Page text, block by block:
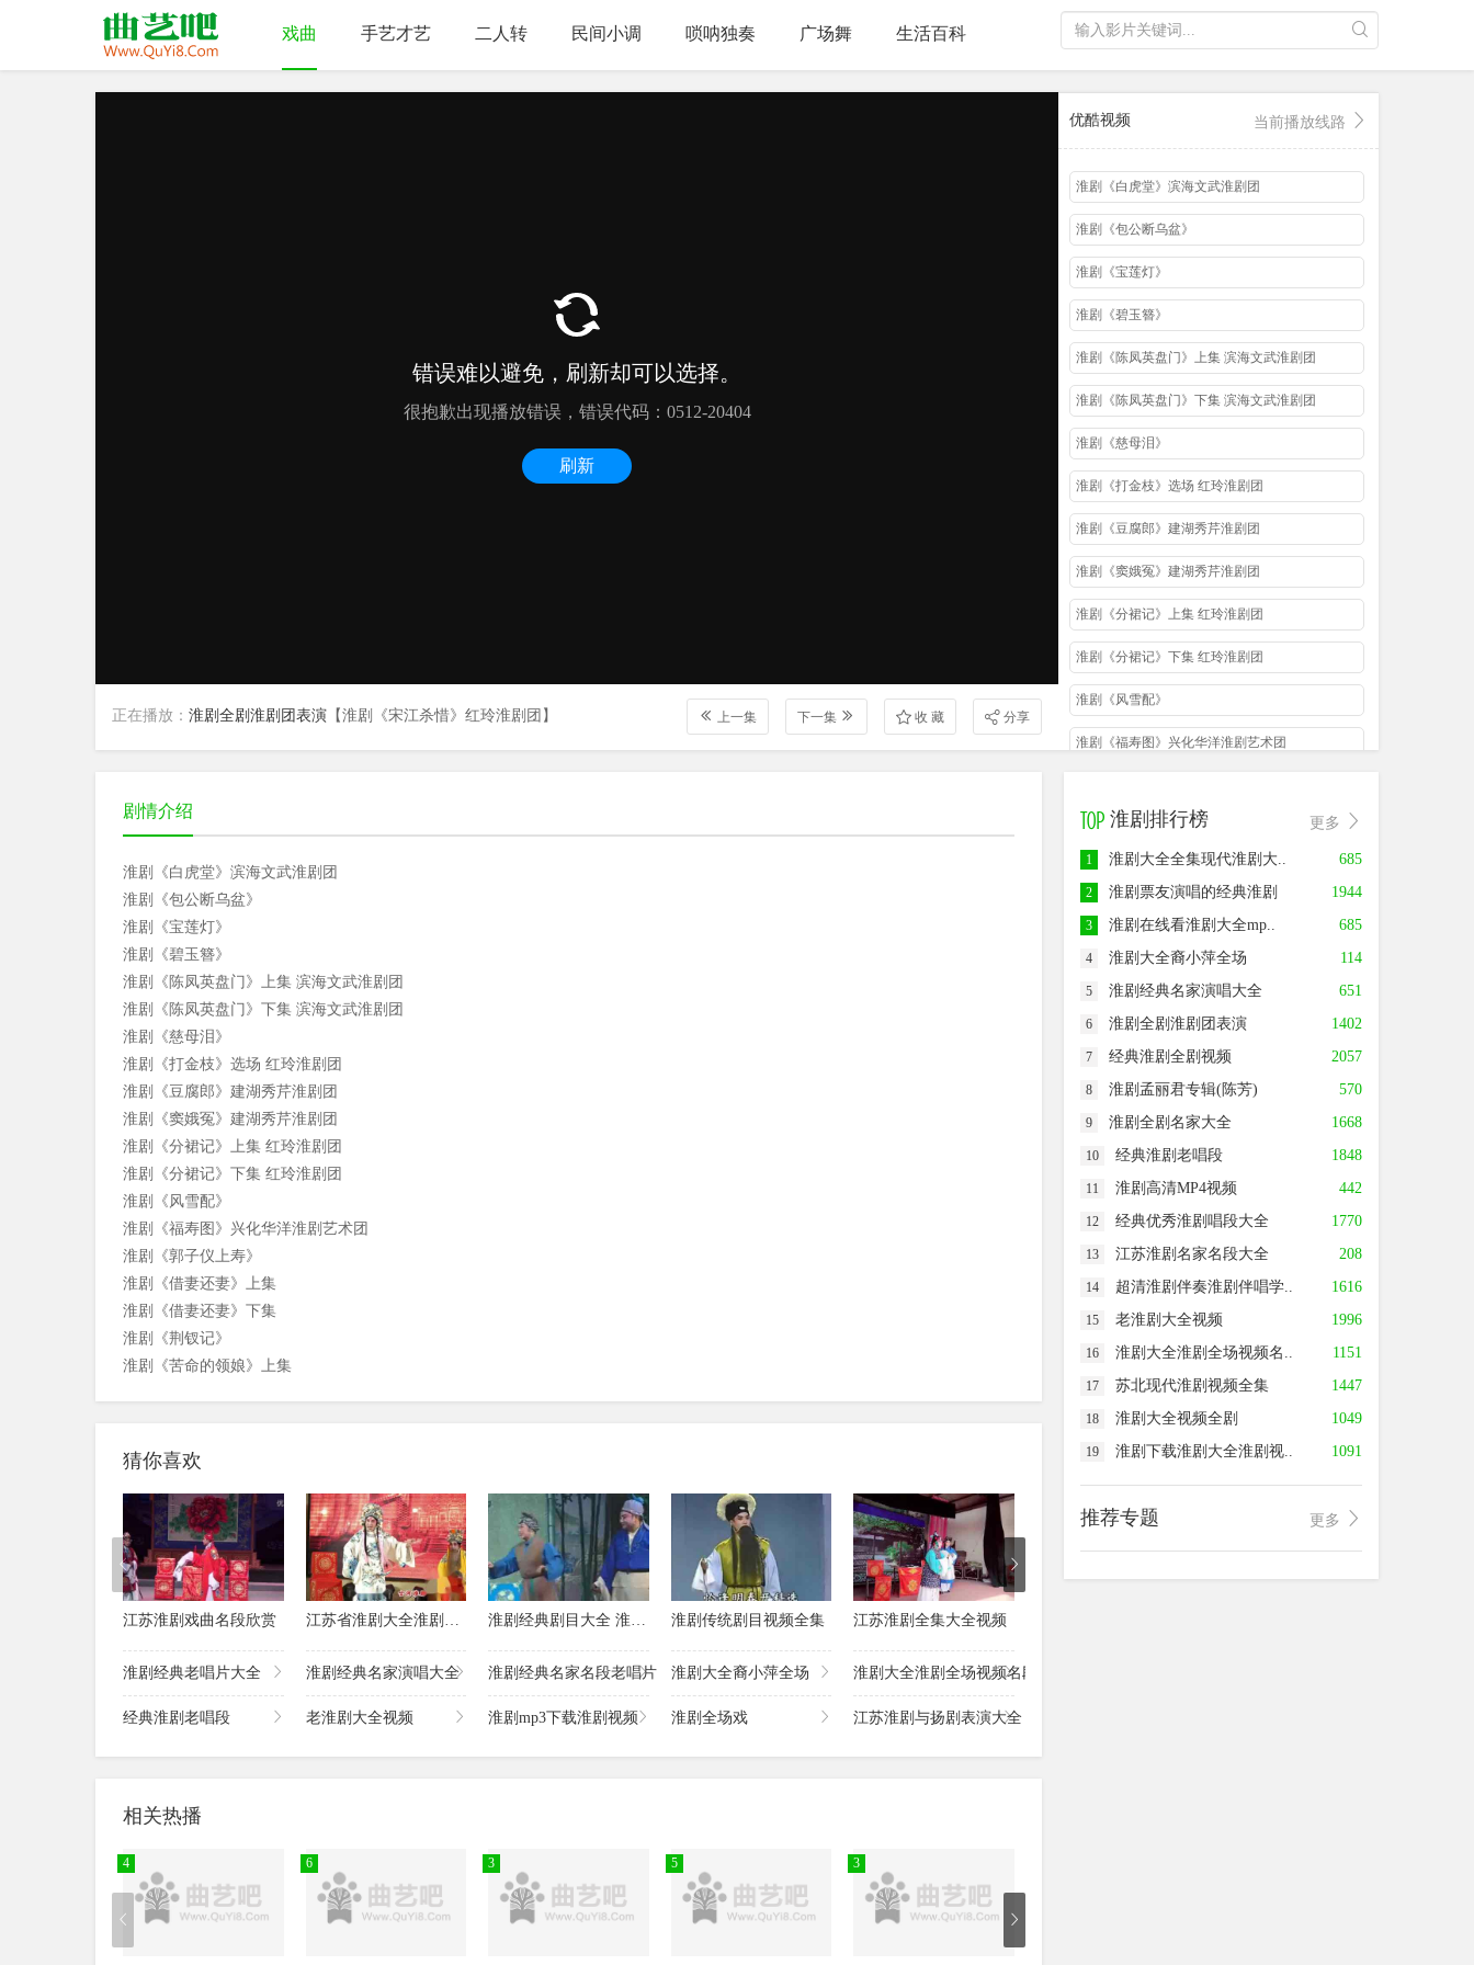
戏曲 手艺才艺 二人转 民间小调 唢呐独奏 广场舞 生活百科
上一集 下一集 收 藏 分享
正在播放： 淮剧全剧淮剧团表演 【淮剧《宋江杀惜》红玲淮剧团】
当前播放线路
优酷视频
淮剧《白虎堂》滨海文武淮剧团
淮剧《包公断乌盆》
淮剧《宝莲灯》
淮剧《碧玉簪》
淮剧《陈凤英盘门》上集 滨海文武淮剧团
淮剧《陈凤英盘门》下集 滨海文武淮剧团
淮剧《慈母泪》
淮剧《打金枝》选场 红玲淮剧团
淮剧《豆腐郎》建湖秀芹淮剧团
淮剧《窦娥冤》建湖秀芹淮剧团
淮剧《分裙记》上集 红玲淮剧团
淮剧《分裙记》下集 红玲淮剧团
淮剧《风雪配》
淮剧《福寿图》兴化华洋淮剧艺术团
淮剧《借妻还妻》上集
淮剧《借妻还妻》下集
淮剧《荆钗记》
淮剧《苦命的领娘》上集
淮剧《苦命的领娘》下集
淮剧《腊月雷》4-5场 兴化淮剧团小淮班
淮剧《腊月雷》兴化淮剧团
淮剧《狸猫换太子》上集 滨海文武淮剧团
淮剧《狸猫换太子》下集 滨海文武淮剧团
淮剧《李翠莲》上集
淮剧《李翠莲》下集
淮剧《李三娘》张国权淮剧艺术团
淮剧《莲花庵》上集 淮安荷芳淮剧团
淮剧《刘秀七岁走南阳》第1本
淮剧《刘秀七岁走南阳》第2本
剧情介绍
淮剧《白虎堂》滨海文武淮剧团
淮剧《包公断乌盆》
淮剧《宝莲灯》
淮剧《碧玉簪》
淮剧《陈凤英盘门》上集 滨海文武淮剧团
淮剧《陈凤英盘门》下集 滨海文武淮剧团
淮剧《慈母泪》
淮剧《打金枝》选场 红玲淮剧团
淮剧《豆腐郎》建湖秀芹淮剧团
淮剧《窦娥冤》建湖秀芹淮剧团
淮剧《分裙记》上集 红玲淮剧团
淮剧《分裙记》下集 红玲淮剧团
淮剧《风雪配》
淮剧《福寿图》兴化华洋淮剧艺术团
淮剧《郭子仪上寿》
淮剧《借妻还妻》上集
淮剧《借妻还妻》下集
淮剧《荆钗记》
淮剧《苦命的领娘》上集
淮剧《腊月雷》4-5场 兴化淮剧团小淮班
淮剧《腊月雷》兴化淮剧团
淮剧《兰继子讨饭》建湖秀芹淮剧团
淮剧《狸猫换太子》上集 滨海文武淮剧团
淮剧《狸猫换太子》下集 滨海文武淮剧团
淮剧《李翠莲》上集
淮剧《李翠莲》下集
淮剧《莲花庵》上集 淮安荷芳淮剧团
淮剧《林娘》
淮剧《刘秀七岁走南阳》第1本
淮剧《刘秀七岁走南阳》第4本
淮剧《马前泼水》
淮剧《马前泼水》张国权淮剧艺术团
淮剧《母子泪》第1本
猜你喜欢
江苏淮剧戏曲名段欣赏 江苏省淮剧大全淮剧经典唱段欣赏 淮剧经典剧目大全 淮剧传统剧目 淮剧传统剧目视频全集 江苏淮剧全集大全视频
淮剧经典老唱片大全 淮剧经典名家演唱大全 淮剧经典名家名段老唱片 淮剧大全裔小萍全场 淮剧大全淮剧全场视频名段欣赏
经典淮剧老唱段 老淮剧大全视频 淮剧mp3下载淮剧视频 淮剧全场戏 江苏淮剧与扬剧表演大全
相关热播
4 6 3 5 3
更多
淮剧排行榜
685
1
淮剧大全全集现代淮剧大..
1944
2
淮剧票友演唱的经典淮剧
685
3
淮剧在线看淮剧大全mp..
114
4
淮剧大全裔小萍全场
651
5
淮剧经典名家演唱大全
1402
6
淮剧全剧淮剧团表演
2057
7
经典淮剧全剧视频
570
8
淮剧孟丽君专辑(陈芳)
1668
9
淮剧全剧名家大全
1848
10
经典淮剧老唱段
442
11
淮剧高清MP4视频
1770
12
经典优秀淮剧唱段大全
208
13
江苏淮剧名家名段大全
1616
14
超清淮剧伴奏淮剧伴唱学..
1996
15
老淮剧大全视频
1151
16
淮剧大全淮剧全场视频名..
1447
17
苏北现代淮剧视频全集
1049
18
淮剧大全视频全剧
1091
19 淮剧下载淮剧大全淮剧视..
更多
推荐专题